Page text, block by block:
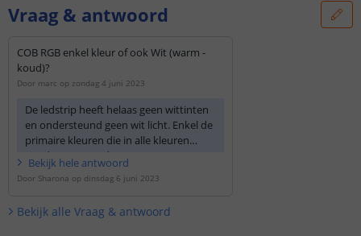
Vraag & antwoord
COB RGB enkel kleur of ook Wit (warm -
koud)?
Door marc op zondag 4 juni 2023
De ledstrip heeft helaas geen wittinten
en ondersteund geen wit licht. Enkel de
primaire kleuren die in alle kleuren
worden gemengd.
Bekijk hele antwoord
Door Sharona op dinsdag 6 juni 2023
Bekijk alle Vraag & antwoord